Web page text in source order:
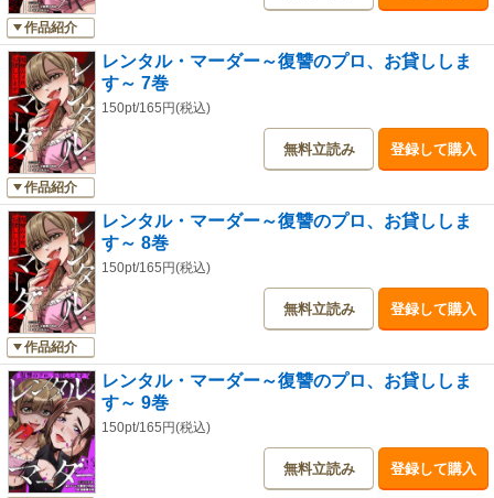
作品紹介
作品紹介
レンタル・マーダー～復讐のプロ、お貸ししま
す～ 7巻
150pt/165円(税込)
無料立読み 登録して購入
作品紹介
レンタル・マーダー～復讐のプロ、お貸ししま
す～ 8巻
150pt/165円(税込)
無料立読み 登録して購入
レンタル・マーダー～復讐のプロ、お貸ししま
す～ 9巻
150pt/165円(税込)
無料立読み 登録して購入